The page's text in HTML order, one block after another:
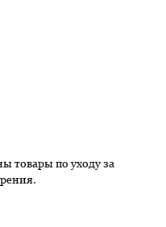
товары по уходу за